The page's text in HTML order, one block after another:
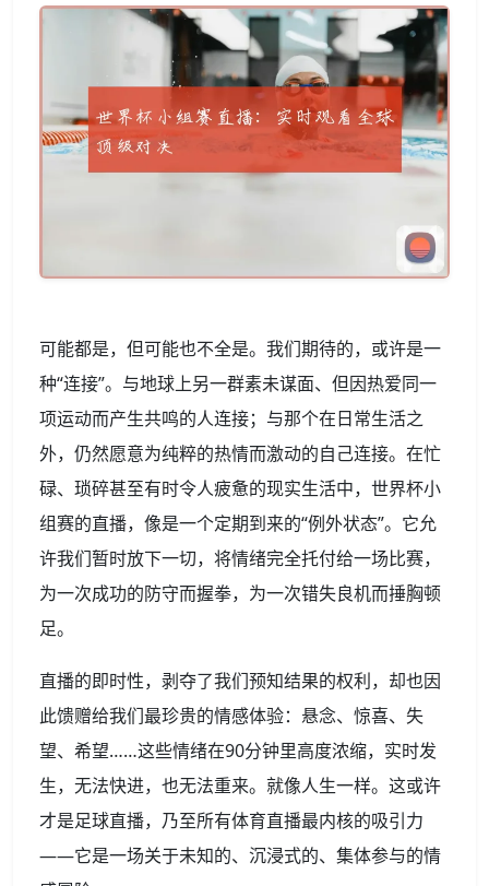
可能都是，但可能也不全是。我们期待的，或许是一
种“连接”。与地球上另一群素未谋面、但因热爱同一
项运动而产生共鸣的人连接；与那个在日常生活之
外，仍然愿意为纯粹的热情而激动的自己连接。在忙
碌、琐碎甚至有时令人疲惫的现实生活中，世界杯小
组赛的直播，像是一个定期到来的“例外状态”。它允
许我们暂时放下一切，将情绪完全托付给一场比赛，
为一次成功的防守而握拳，为一次错失良机而捶胸顿
足。
直播的即时性，剥夺了我们预知结果的权利，却也因
此馈赠给我们最珍贵的情感体验：悬念、惊喜、失
望、希望……这些情绪在90分钟里高度浓缩，实时发
生，无法快进，也无法重来。就像人生一样。这或许
才是足球直播，乃至所有体育直播最内核的吸引力
——它是一场关于未知的、沉浸式的、集体参与的情